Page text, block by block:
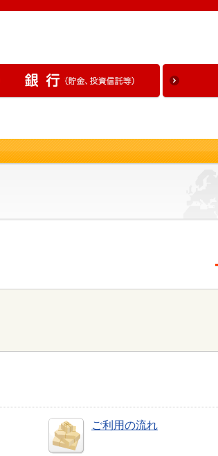
ご利用の流れ